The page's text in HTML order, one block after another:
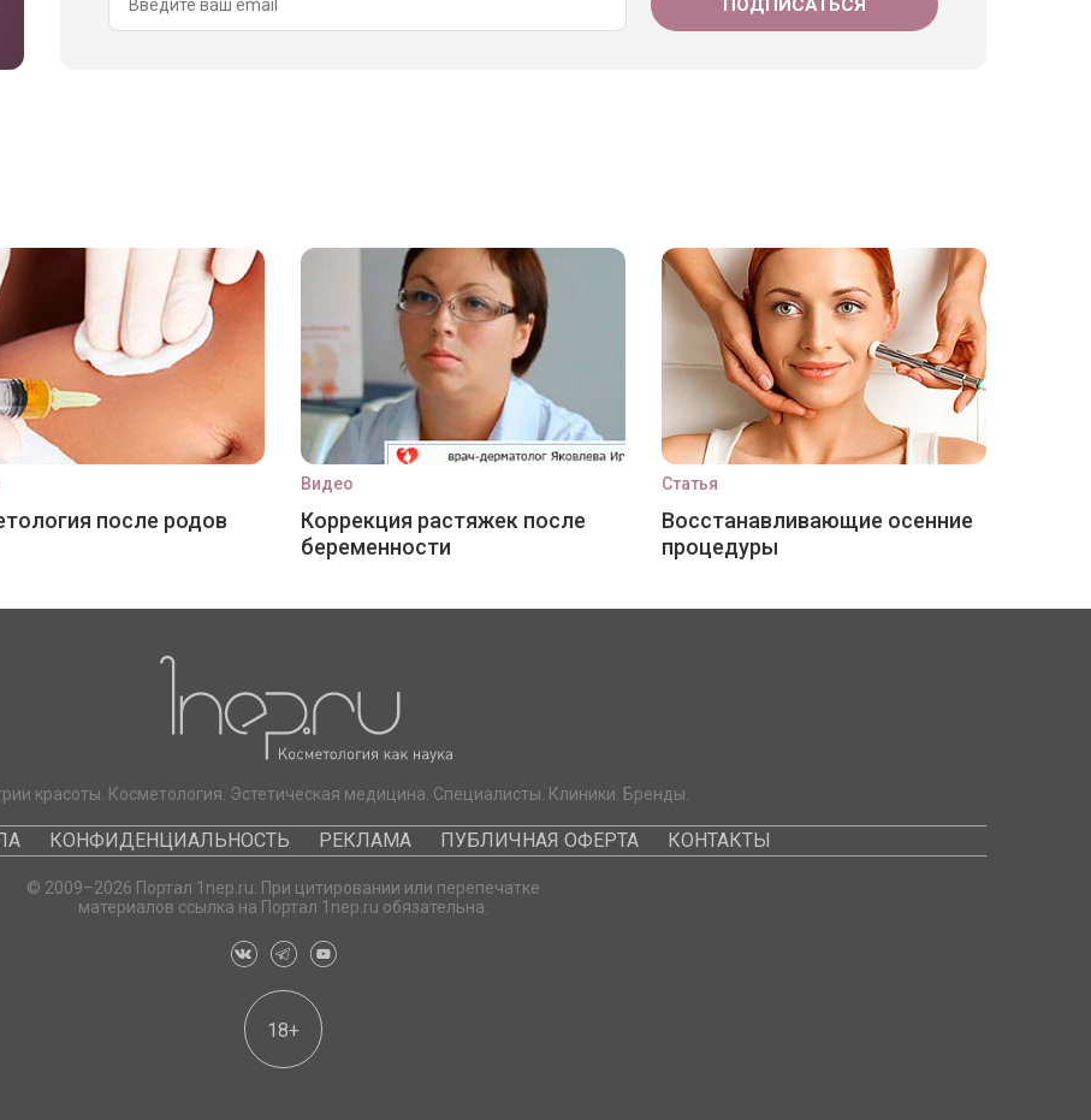
после родов
Видео
Коррекция растяжек после
беременности
Статья
Восстанавливающие осенние
процедуры
красоты. Косметология. Эстетическая медицина. Специалисты. Клиники. Бренды.
КОНФИДЕНЦИАЛЬНОСТЬ РЕКЛАМА ПУБЛИЧНАЯ ОФЕРТА КОНТАКТЫ
© 2009–2026 Портал 1nep.ru. При цитировании или перепечатке
материалов ссылка на Портал 1nep.ru обязательна.
18+